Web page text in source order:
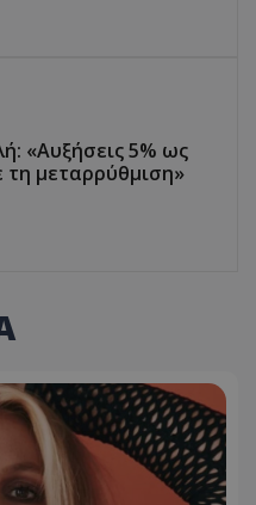
«Αυξήσεις 5% ως
τη μεταρρύθμιση»